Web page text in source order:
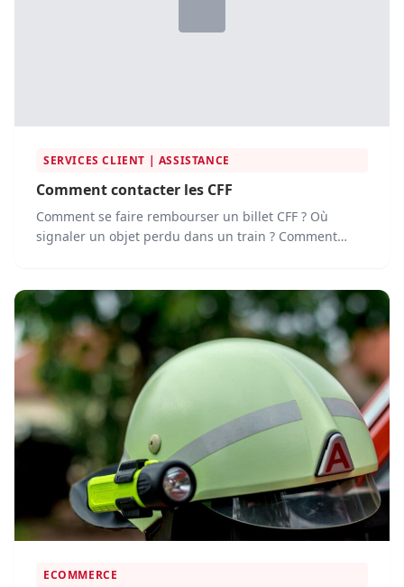
SERVICES CLIENT | ASSISTANCE
Comment contacter les CFF
Comment se faire rembourser un billet CFF ? Où
signaler un objet perdu dans un train ? Comment
ECOMMERCE